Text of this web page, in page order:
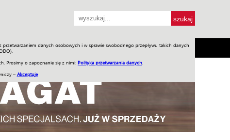
danych osobowych i w sprawie swobodnego przepływu takich danych
Prosimy o zapoznanie się z nimi: Polityka przetwarzania danych
– Akceptuję
SKLEP Jednodniówki Praca w WIW